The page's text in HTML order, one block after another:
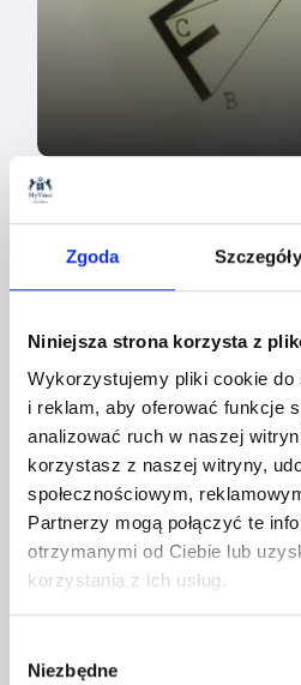
Zgoda Szczegóły
Niniejsza strona korzysta z
Wykorzystujemy pliki cookie do
i reklam, aby oferować funkcje
analizować ruch w naszej
korzystasz z naszej witryny,
społecznościowym,
Partnerzy mogą połączyć te
otrzymanymi od Ciebie lub
korzystania z ich usług.
zgody
Niezbędne